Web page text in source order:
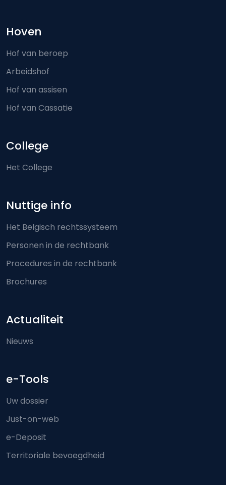
Hoven
Hof van beroep
Arbeidshof
Hof van assisen
Hof van Cassatie
College
Het College
Nuttige info
Het Belgisch rechtssysteem
Personen in de rechtbank
Procedures in de rechtbank
Brochures
Actualiteit
Nieuws
e-Tools
Uw dossier
Just-on-web
e-Deposit
Territoriale bevoegdheid